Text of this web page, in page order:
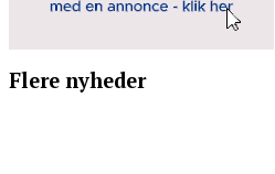
Flere nyheder